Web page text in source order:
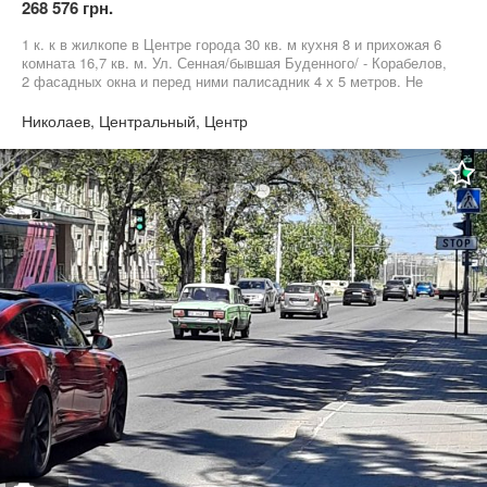
268 576 грн.
1 к. к в жилкопе в Центре города 30 кв. м кухня 8 и прихожая 6
комната 16,7 кв. м. Ул. Сенная/бывшая Буденного/ - Корабелов,
2 фасадных окна и перед ними палисадник 4 х 5 метров. Не
во дворе. Состояние под ремонт, давно никто не проживает.
Место отличное, удобно под любую коммерческую
деятельность. Рядом транспорт, школа, детский сад, больница,
городок Сказка, супермаркет, 1 квартал до улицы Соборной.
6999 уе. Двор закрывается. Возможность парадного выхода на
улицу Сенную.
Николаев, Центральный, Центр